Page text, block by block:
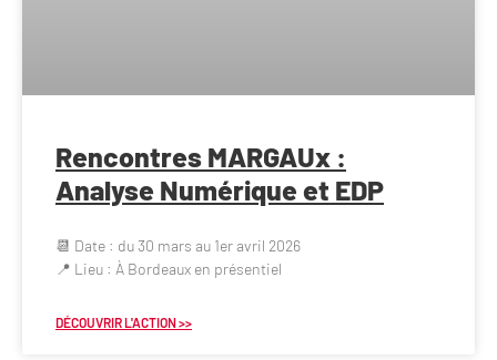
Rencontres MARGAUx :
Analyse Numérique et EDP
📆 Date : du 30 mars au 1er avril 2026
📍 Lieu : À Bordeaux en présentiel
DÉCOUVRIR L'ACTION >>